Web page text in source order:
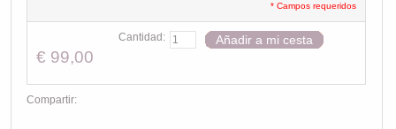
* Campos requeridos
€ 99,00
Cantidad: Añadir a mi cesta
Compartir: